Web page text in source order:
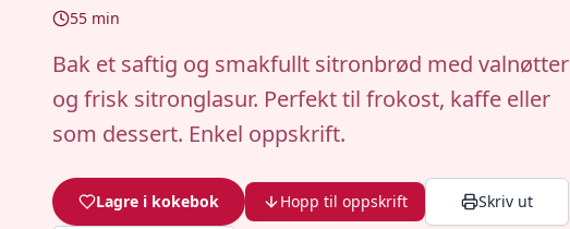
55 min
Bak et saftig og smakfullt sitronbrød med valnøtter
og frisk sitronglasur. Perfekt til frokost, kaffe eller
som dessert. Enkel oppskrift.
Lagre i kokebok Hopp til oppskrift Skriv ut